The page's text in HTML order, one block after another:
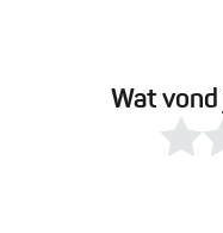
Wat